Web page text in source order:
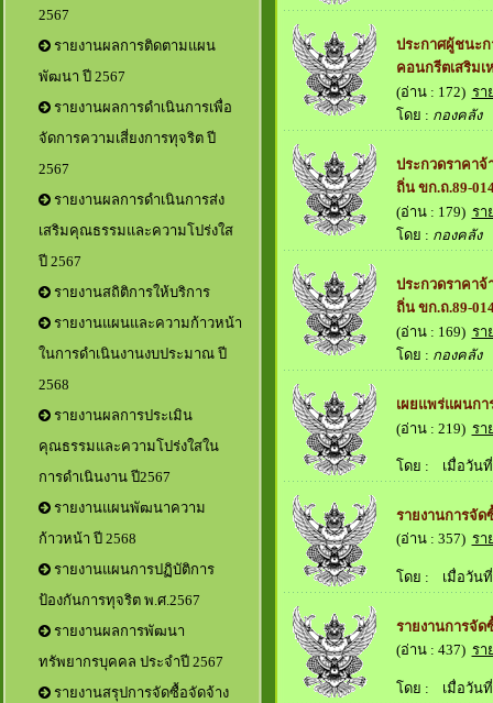
2567
รายงานผลการติดตามแผน
พัฒนา ปี 2567
รายงานผลการดำเนินการเพื่อ
จัดการความเสี่ยงการทุจริต ปี
2567
รายงานผลการดำเนินการส่ง
เสริมคุณธรรมและความโปร่งใส
ปี 2567
รายงานสถิติการให้บริการ
รายงานแผนและความก้าวหน้า
ในการดำเนินงานงบประมาณ ปี
2568
รายงานผลการประเมิน
คุณธรรมและความโปร่งใสใน
การดำเนินงาน ปี2567
รายงานแผนพัฒนาความ
ก้าวหน้า ปี 2568
รายงานแผนการปฏิบัติการ
ป้องกันการทุจริต พ.ศ.2567
รายงานผลการพัฒนา
ทรัพยากรบุคคล ประจำปี 2567
รายงานสรุปการจัดซื้อจัดจ้าง
ประกาศผู้ชนะก
คอนกรีตเสริมเ
(อ่าน : 172) รา
โดย : กองคลัง
ประกวดราคาจ้
ถิ่น ขก.ถ.89-
(อ่าน : 179) รา
โดย : กองคลัง
ประกวดราคาจ้
ถิ่น ขก.ถ.89-
(อ่าน : 169) รา
โดย : กองคลัง
เผยแพร่แผนก
(อ่าน : 219) รา
โดย : เมื่อวัน
รายงานการจัด
(อ่าน : 357) รา
โดย : เมื่อวัน
รายงานการจัด
(อ่าน : 437) รา
โดย : เมื่อวัน